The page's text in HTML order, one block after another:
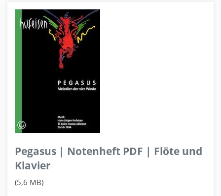
Pegasus | Notenheft PDF | Flöte und
Klavier
(5,6 MB)